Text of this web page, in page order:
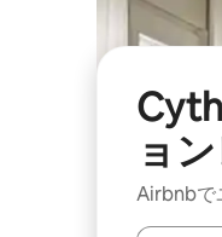
ョ
Airbnbで